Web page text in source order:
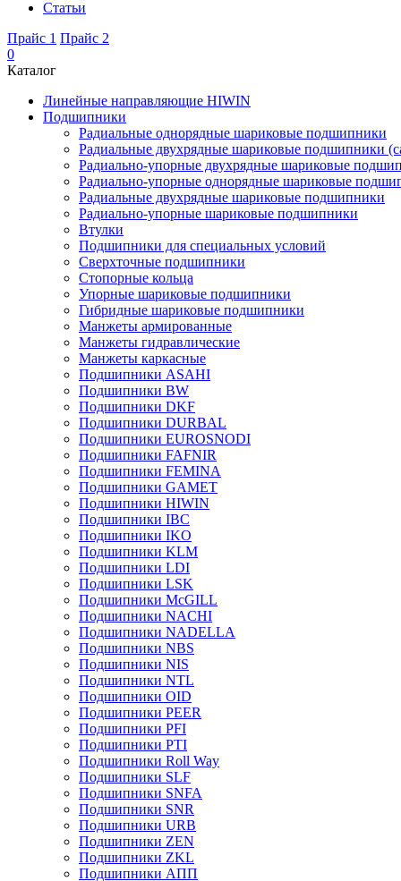
Статьи
Прайс 1 Прайс 2
0
Каталог
Линейные направляющие HIWIN
Подшипники
Радиальные однорядные шариковые подшипники
Радиальные двухрядные шариковые подшипники
Радиально-упорные двухрядные шариковые
Радиально-упорные однорядные шариковые
Радиальные двухрядные шариковые подшипники
Радиально-упорные шариковые подшипники
Втулки
Подшипники для специальных условий
Сверхточные подшипники
Стопорные кольца
Упорные шариковые подшипники
Гибридные шариковые подшипники
Манжеты армированные
Манжеты гидравлические
Манжеты каркасные
Подшипники ASAHI
Подшипники BW
Подшипники DKF
Подшипники DURBAL
Подшипники EUROSNODI
Подшипники FAFNIR
Подшипники FEMINA
Подшипники GAMET
Подшипники HIWIN
Подшипники IBC
Подшипники IKO
Подшипники KLM
Подшипники LDI
Подшипники LSK
Подшипники McGILL
Подшипники NACHI
Подшипники NADELLA
Подшипники NBS
Подшипники NIS
Подшипники NTL
Подшипники OID
Подшипники PEER
Подшипники PFI
Подшипники PTI
Подшипники Roll Way
Подшипники SLF
Подшипники SNFA
Подшипники SNR
Подшипники URB
Подшипники ZEN
Подшипники ZKL
Подшипники АПП